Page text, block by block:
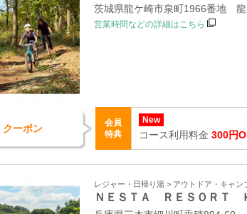
茨城県龍ケ崎市泉町1966番地 龍
営業時間などの詳細はこちら
クーポン
会員
特典
New
コース利用料金 300円
レジャー・日帰り湯 > アウトドア・キャン
ＮＥＳＴＡ ＲＥＳＯＲＴ